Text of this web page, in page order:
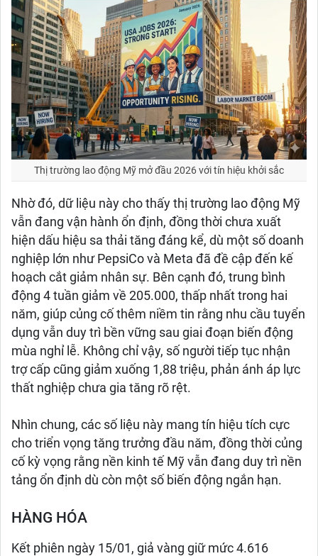
Thị trường lao động Mỹ mở đầu 2026 với tín hiệu khởi sắc
Nhờ đó, dữ liệu này cho thấy thị trường lao động Mỹ
vẫn đang vận hành ổn định, đồng thời chưa xuất
hiện dấu hiệu sa thải tăng đáng kể, dù một số doanh
nghiệp lớn như PepsiCo và Meta đã đề cập đến kế
hoạch cắt giảm nhân sự. Bên cạnh đó, trung bình
động 4 tuần giảm về 205.000, thấp nhất trong hai
năm, giúp củng cố thêm niềm tin rằng nhu cầu tuyển
dụng vẫn duy trì bền vững sau giai đoạn biến động
mùa nghỉ lễ. Không chỉ vậy, số người tiếp tục nhận
trợ cấp cũng giảm xuống 1,88 triệu, phản ánh áp lực
thất nghiệp chưa gia tăng rõ rệt.
Nhìn chung, các số liệu này mang tín hiệu tích cực
cho triển vọng tăng trưởng đầu năm, đồng thời củng
cố kỳ vọng rằng nền kinh tế Mỹ vẫn đang duy trì nền
tảng ổn định dù còn một số biến động ngắn hạn.
HÀNG HÓA
Kết phiên ngày 15/01, giả vàng giữ mức 4.616